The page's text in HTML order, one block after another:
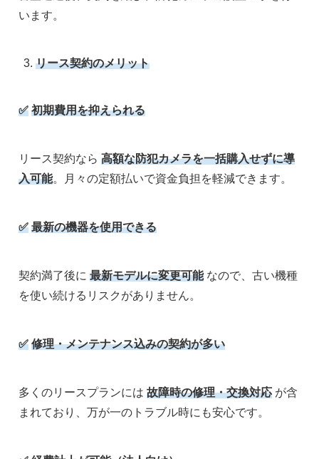
います。
リース契約のメリット
✅ 初期費用を抑えられる
リース契約なら高額な防犯カメラを一括購入せずに導
入可能。月々の定額払いで資金負担を軽減できます。
✅ 最新の機器を使用できる
契約満了後に最新モデルに変更可能なので、古い機種
を使い続けるリスクがありません。
✅ 修理・メンテナンス込みの契約が多い
多くのリースプランには故障時の修理・交換対応 が含
まれており、万が一のトラブル時にも安心です。